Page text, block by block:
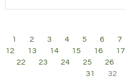
1 2 3 4 5 6 7
12
13 14 15 16 17
22
23 24 25 26
31
32